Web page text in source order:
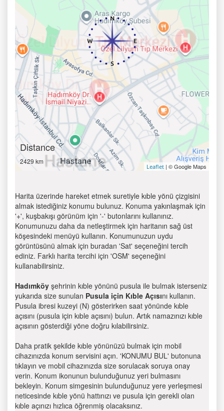
Distance
2429 km
Leaflet | © Google Maps
Harita üzerinde hareket etmek suretiyle kıble yönü çizgisini
almak istediğiniz konumu bulunuz. Konuma yakınlaşmak için
'+', kuşbakışı görünüm için '-' butonlarını kullanınız.
Konumunuzu daha da netleştirmek için haritanın sağ üst
köşesindeki menüyü kullanın. Konumunuzun uydu
görüntüsünü almak için buradan 'Sat' seçeneğini tercih
ediniz. Farklı harita tercihi için 'OSM' seçeneğini
kullanabilirsiniz.
Hadımköy şehrinin kıble yönünü pusula ile bulmak isterseniz
yukarıda size sunulan Pusula için Kıble Açısını kullanın.
Pusula ibresi kuzeyi (N) gösterirken saat yönünde kıble
açısını (pusula için kıble açısını) bulun. Artık namazınızı kıble
açısının gösterdiği yöne doğru kılabilirsiniz.
Daha pratik şekilde kıble yönünüzü bulmak için mobil
cihazınızda konum servisini açın. 'KONUMU BUL' butonuna
tıklayın ve mobil cihazınızda size sorulacak soruya onay
verin. Konum ikonunun bulunduğunuz yeri bulmasını
bekleyin. Konum simgesinin bulunduğunuz yere yerleşmesi
neticesinde kıble yönü hattınızı ve pusula için gerekli olan
kıble açınızı hızlıca öğrenmiş olacaksınız.